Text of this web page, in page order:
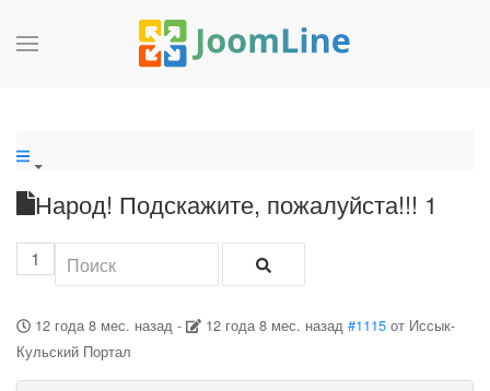
Народ! Подскажите, пожалуйста!!! 1
1
12 года 8 мес. назад- 12 года 8 мес. назад #1115 от Иссык-
Кульский Портал